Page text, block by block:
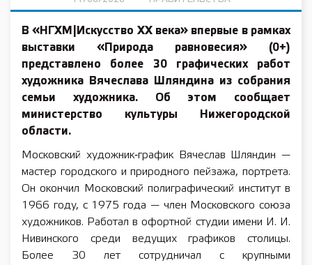
В «НГХМ|Искусство XX века» впервые в рамках
выставки «Природа равновесия» (0+)
представлено более 30 графических работ
художника Вячеслава Шляндина из собрания
семьи художника. Об этом сообщает
министерство культуры Нижегородской
области.
Московский художник‑график Вячеслав Шляндин —
мастер городского и природного пейзажа, портрета.
Он окончил Московский полиграфический институт в
1966 году, с 1975 года — член Московского союза
художников. Работал в офортной студии имени И. И.
Нивинского среди ведущих графиков столицы.
Более 30 лет сотрудничал с крупными